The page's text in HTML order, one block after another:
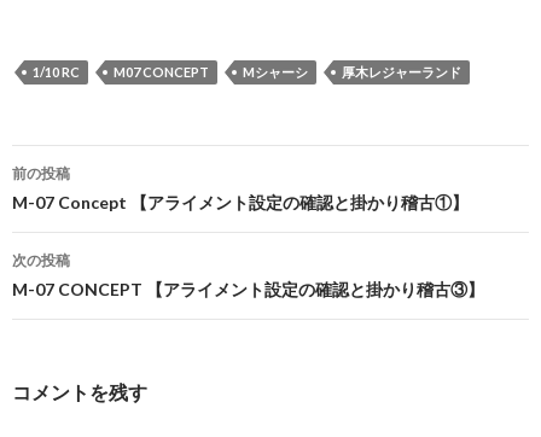
1/10 RC M07 CONCEPT Mシャーシ 厚木レジャーランド
投
稿
ナ
ゲ
前の投稿
M-07 Concept 【アライメント設定の確認と掛かり稽古①】
次の投稿
M-07 CONCEPT 【アライメント設定の確認と掛かり稽古③】
コメントを残す